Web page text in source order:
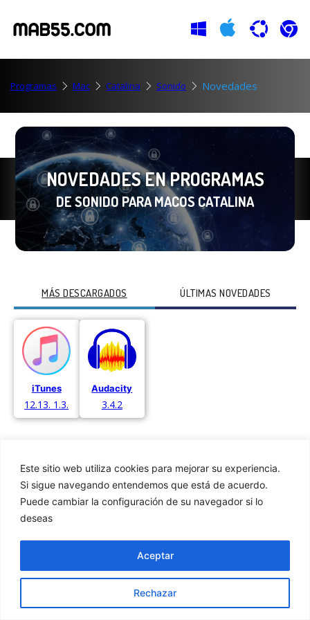
Este sitio web utiliza cookies para mejorar su experiencia.
Si sigue navegando entendemos que está de acuerdo.
Puede cambiar la configuración de su navegador si lo
deseas
Rechazar
Aceptar
Programas Mac Catalina Sonido Novedades
NOVEDADES EN PROGRAMAS
DE SONIDO PARA MACOS CATALINA
MÁS DESCARGADOS ÚLTIMAS NOVEDADES
iTunes
12.13. 1.3.
Audacity
3.4.2